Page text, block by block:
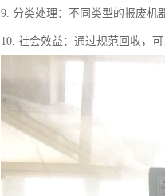
9. 分类处理：不同类型的报废机
10. 社会效益：通过规范回收，